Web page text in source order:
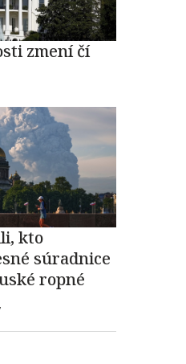
zmení čí
kto
súradnice
ropné